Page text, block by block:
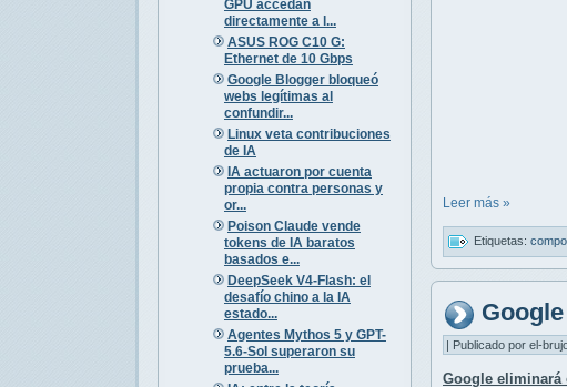
GPU accedan
directamente a l...
ASUS ROG C10 G:
Ethernet de 10 Gbps
Google Blogger bloqueó
webs legítimas al
confundir...
Linux veta contribuciones
de IA
IA actuaron por cuenta
propia contra personas y
or...
Poison Claude vende
tokens de IA baratos
basados e...
DeepSeek V4-Flash: el
desafío chino a la IA
estado...
Agentes Mythos 5 y GPT-
5.6-Sol superaron su
prueba...
Leer más »
Etiquetas:
| Publicado por el-
Google eliminará